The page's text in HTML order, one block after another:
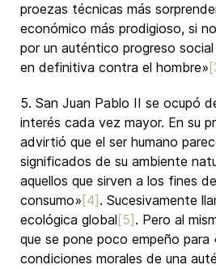
proezas técnicas más
económico más prodigioso, si
por un auténtico progreso
en definitiva contra el hombre»
5. San Juan Pablo II se ocupó
interés cada vez mayor. En su
advirtió que el ser humano
significados de su ambiente
aquellos que sirven a los fines
consumo» [4] . Sucesivamente
ecológica global [5] . Pero al
que se pone poco empeño para
condiciones morales de una